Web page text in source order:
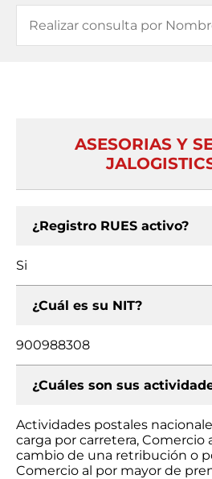
ASESORIAS Y
¿Registro RUES activo?
Si
¿Cuál es su NIT?
900988308
¿Cuáles son sus
Actividades postales
carga por carretera, Comercio
cambio de una retribución o
Comercio al por mayor de